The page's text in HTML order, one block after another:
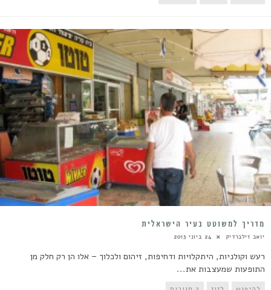
מדריך למשוטט בעיר הישראלית
יואב זילברדיק 24 ביוני 2013
רעש וקולניות, היתקלויות ודחיפות, זיהום ולכלוך – אלו הן רק חלק מן
התופעות שמעצבות את...